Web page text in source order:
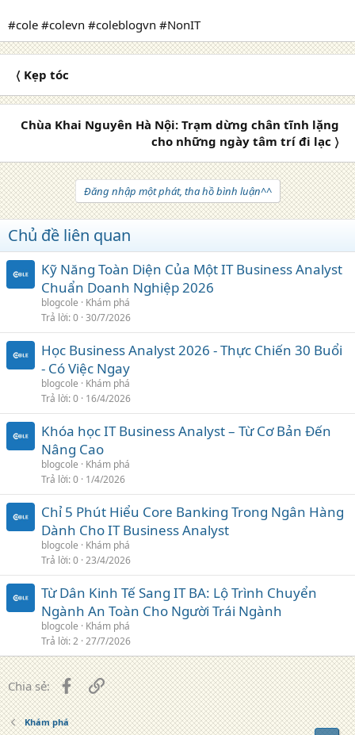
#cole #colevn #coleblogvn #NonIT
〈 Kẹp tóc
Chùa Khai Nguyên Hà Nội: Trạm dừng chân tĩnh lặng
cho những ngày tâm trí đi lạc 〉
Đăng nhập một phát, tha hồ bình luận^^
Chủ đề liên quan
Kỹ Năng Toàn Diện Của Một IT Business Analyst
Chuẩn Doanh Nghiệp 2026
blogcole
Khám phá
Trả lời 0 30/7/2026
Học Business Analyst 2026 - Thực Chiến 30 Buổi
- Có Việc Ngay
blogcole
Khám phá
Trả lời 0 16/4/2026
Khóa học IT Business Analyst – Từ Cơ Bản Đến
Nâng Cao
blogcole
Khám phá
Trả lời 0 1/4/2026
Chỉ 5 Phút Hiểu Core Banking Trong Ngân Hàng
Dành Cho IT Business Analyst
blogcole
Khám phá
Trả lời 0 23/4/2026
Từ Dân Kinh Tế Sang IT BA: Lộ Trình Chuyển
Ngành An Toàn Cho Người Trái Ngành
blogcole
Khám phá
Trả lời 2 27/7/2026
Chia sẻ: FacebookLiên kết
Khám phá